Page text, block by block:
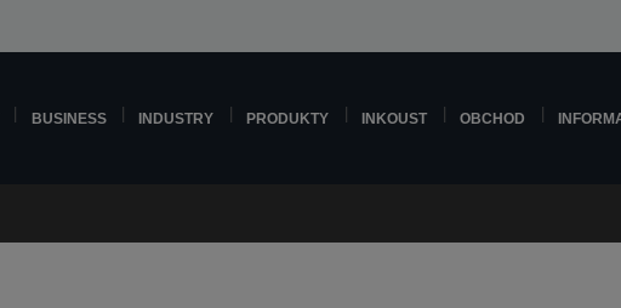
BUSINESS INDUSTRY PRODUKTY INKOUST OBCHOD